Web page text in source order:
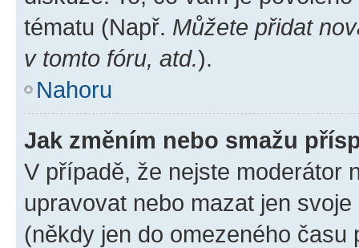
tématu (Např. Můžete přidat
v tomto fóru, atd.).
Nahoru
Jak změním nebo smažu
V případě, že nejste moderátor
upravovat nebo mazat jen
(někdy jen do omezeného